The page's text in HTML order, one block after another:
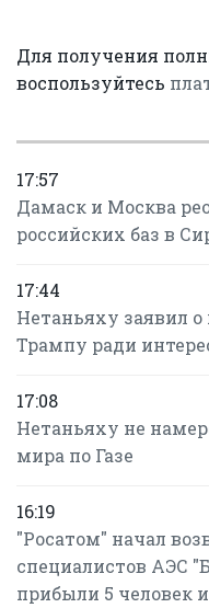
Для получения
воспользуйтесь
17:57
Дамаск и Москва
российских баз в
17:44
Нетаньяху заявил о
Трампу ради
17:08
Нетаньяху не
мира по Газе
16:19
"Росатом" начал
специалистов АЭС
прибыли 5 человек